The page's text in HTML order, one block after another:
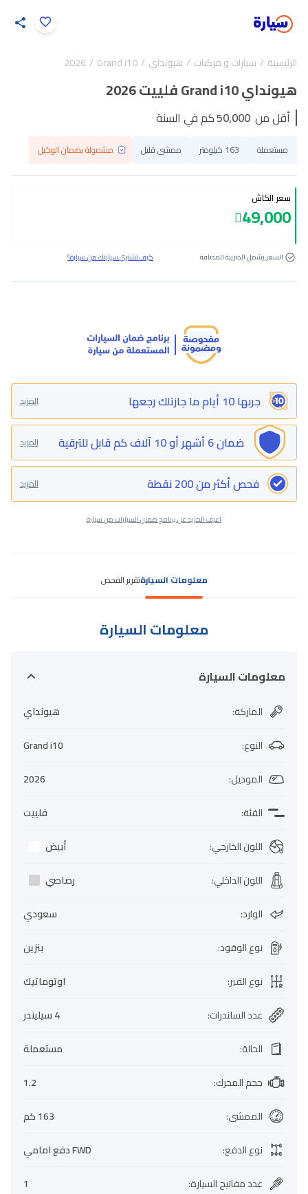
الرئيسية سيارات و مركبات هيونداي Grand i10
2026
هيونداي Grand i10 فلييت 2026
أقل من 50,000كم في السنة
مستعملة 163 كيلومتر ممشى قليل مشمولة بضمان الوكيل
سعر الكاش
49,000
السعر يشمل الضريبة المضافة كيف تشتري سيارتك من سيارة؟
جربها 10 أيام ما جازتلك رجعها المزيد
ضمان 6 أشهر أو 10 آلاف كم قابل للترقية المزيد
فحص أكثر من 200 نقطة المزيد
اعرف المزيد عن برنامج ضمان السيارات من سيارة
معلومات السيارةتقرير الفحص
معلومات السيارة
معلومات السيارة
الماركة:
هيونداي
النوع:
Grand i10
الموديل:
2026
الفئة:
فلييت
اللون الخارجي:
أبيض
اللون الداخلي:
رصاصي
الوارد:
سعودي
نوع الوقود:
بنزين
نوع القير:
اوتوماتيك
عدد السلندرات:
4 سيليندر
الحالة:
مستعملة
حجم المحرك:
1.2
الممشى:
163 كم
نوع الدفع:
FWD دفع امامي
عدد مفاتيح السيارة:
1